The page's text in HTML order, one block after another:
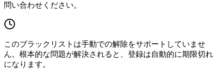
問い合わせください。
このブラックリストは手動での解除をサポートしていませ
ん。根本的な問題が解決されると、登録は自動的に期限切れ
になります。